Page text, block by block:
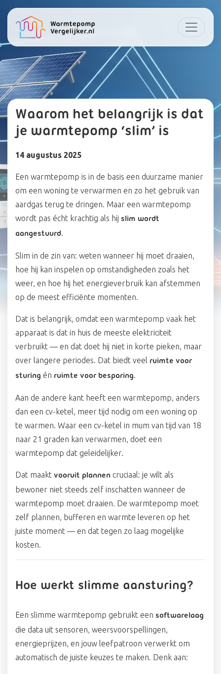
Waarom het belangrijk is dat
je warmtepomp ‘slim’ is
14 augustus 2025
Een warmtepomp is in de basis een duurzame manier
om een woning te verwarmen en zo het gebruik van
aardgas terug te dringen. Maar een warmtepomp
wordt pas écht krachtig als hij slim wordt
aangestuurd.
Slim in de zin van: weten wanneer hij moet draaien,
hoe hij kan inspelen op omstandigheden zoals het
weer, en hoe hij het energieverbruik kan afstemmen
op de meest efficiënte momenten.
Dat is belangrijk, omdat een warmtepomp vaak het
apparaat is dat in huis de meeste elektriciteit
verbruikt — en dat doet hij niet in korte pieken, maar
over langere periodes. Dat biedt veel ruimte voor
sturing én ruimte voor besparing.
Aan de andere kant heeft een warmtepomp, anders
dan een cv-ketel, meer tijd nodig om een woning op
te warmen. Waar een cv-ketel in mum van tijd van 18
naar 21 graden kan verwarmen, doet een
warmtepomp dat geleidelijker.
Dat maakt vooruit plannen cruciaal: je wilt als
bewoner niet steeds zelf inschatten wanneer de
warmtepomp moet draaien. De warmtepomp moet
zelf plannen, bufferen en warmte leveren op het
juiste moment — en dat tegen zo laag mogelijke
kosten.
Hoe werkt slimme aansturing?
Een slimme warmtepomp gebruikt een softwarelaag
die data uit sensoren, weersvoorspellingen,
energieprijzen, en jouw leefpatroon verwerkt om
automatisch de juiste keuzes te maken. Denk aan: